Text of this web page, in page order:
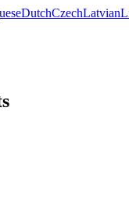
DutchCzechLatvian